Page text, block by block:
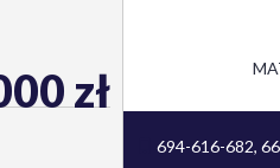
zł
694-616-682,